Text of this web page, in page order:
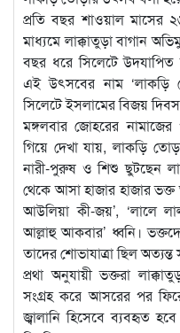
প্রতি বছর শাওয়াল মাসের
মাধ্যমে লাক্কাতুড়া বাগান
বছর ধরে সিলেটে
এই উৎসবের নাম
সিলেটে ইসলামের বিজয়
মঙ্গলবার জোহরের
গিয়ে দেখা যায়, লাকড়ি
নারী-পুরুষ ও শিশু ছুটছেন
থেকে আসা হাজার হাজার
আউলিয়া কী-জয়’, ‘লালে
আল্লাহু আকবার’ ধ্বনি।
তাদের শোভাযাত্রা ছিল
প্রথা অনুযায়ী ভক্তরা
সংগ্রহ করে আসরের পর
জ্বালানি হিসেবে ব্যবহৃত